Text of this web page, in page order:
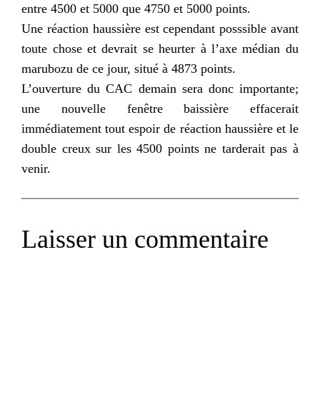
entre 4500 et 5000 que 4750 et 5000 points.
Une réaction haussière est cependant posssible avant
toute chose et devrait se heurter à l’axe médian du
marubozu de ce jour, situé à 4873 points.
L’ouverture du CAC demain sera donc importante;
une nouvelle fenêtre baissière effacerait
immédiatement tout espoir de réaction haussière et le
double creux sur les 4500 points ne tarderait pas à
venir.
Laisser un commentaire